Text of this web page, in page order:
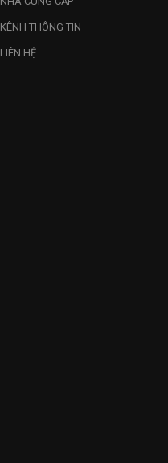
KÊNH THÔNG TIN
LIÊN HỆ